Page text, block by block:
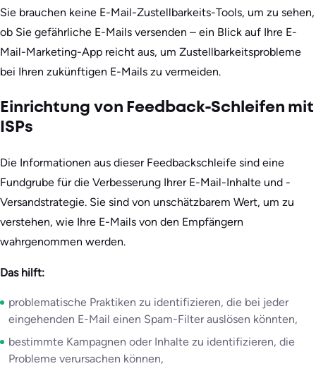
Sie brauchen keine E-Mail-Zustellbarkeits-Tools, um zu sehen,
ob Sie gefährliche E-Mails versenden – ein Blick auf Ihre E-
Mail-Marketing-App reicht aus, um Zustellbarkeitsprobleme
bei Ihren zukünftigen E-Mails zu vermeiden.
Einrichtung von Feedback-Schleifen mit
ISPs
Die Informationen aus dieser Feedbackschleife sind eine
Fundgrube für die Verbesserung Ihrer E-Mail-Inhalte und -
Versandstrategie. Sie sind von unschätzbarem Wert, um zu
verstehen, wie Ihre E-Mails von den Empfängern
wahrgenommen werden.
Das hilft:
problematische Praktiken zu identifizieren, die bei jeder
eingehenden E-Mail einen Spam-Filter auslösen könnten,
bestimmte Kampagnen oder Inhalte zu identifizieren, die
Probleme verursachen können,